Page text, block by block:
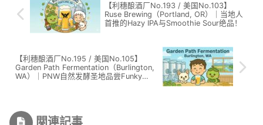
【利穗酿酒厂No.193 / 美国No.103】
Ruse Brewing（Portland, OR）｜当地人
首推的Hazy IPA与Smoothie Sour绝品！
【利穗酿酒厂No.195 / 美国No.105】
Garden Path Fermentation（Burlington,
WA）｜PNW自然发酵圣地品尝Funky
関連記事